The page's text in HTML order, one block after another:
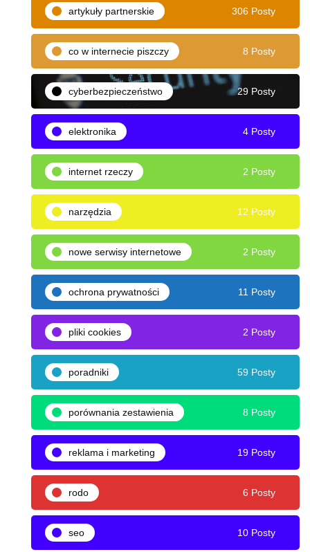
artykuły partnerskie 306 Posty
co w internecie piszczy 8 Posty
cyberbezpieczeństwo 29 Posty
elektronika 4 Posty
internet rzeczy 2 Posty
narzędzia 12 Posty
nowe serwisy internetowe 2 Posty
ochrona prywatności 11 Posty
pliki cookies 2 Posty
poradniki 59 Posty
porównania zestawienia 8 Posty
reklama i marketing 19 Posty
rodo 6 Posty
seo 10 Posty